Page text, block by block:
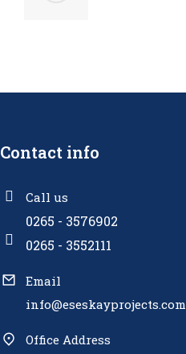
Contact info
Call us
0265 - 3576902
0265 - 3552111
Email
info@eseskayprojects.com
Office Address